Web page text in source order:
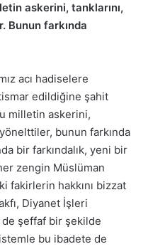
askerini, tanklarını,
Bunun farkında
acı hadiselere
edildiğine şahit
milletin askerini,
bunun farkında
bir farkındalık, yeni bir
zengin Müslüman
fakirlerin hakkını bizzat
Diyanet İşleri
de şeffaf bir şekilde
bu ibadete de